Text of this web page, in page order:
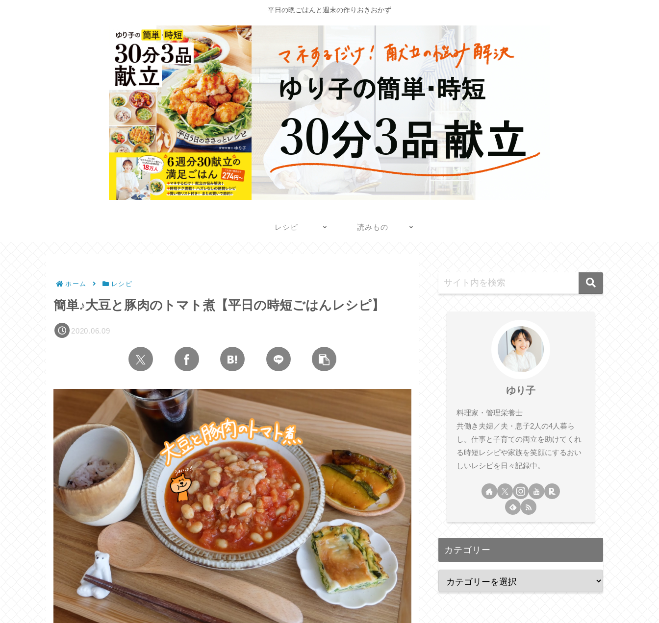
平日の晩ごはんと週末の作りおきおかず
レシピ 読みもの
ホーム レシピ
簡単♪大豆と豚肉のトマト煮【平日の時短ごはんレシピ】
2020.06.09
ゆり子
料理家・管理栄養士
共働き夫婦／夫・息子2人の4人暮ら
し。仕事と子育ての両立を助けてくれ
る時短レシピや家族を笑顔にするおい
しいレシピを日々記録中。
カテゴリー